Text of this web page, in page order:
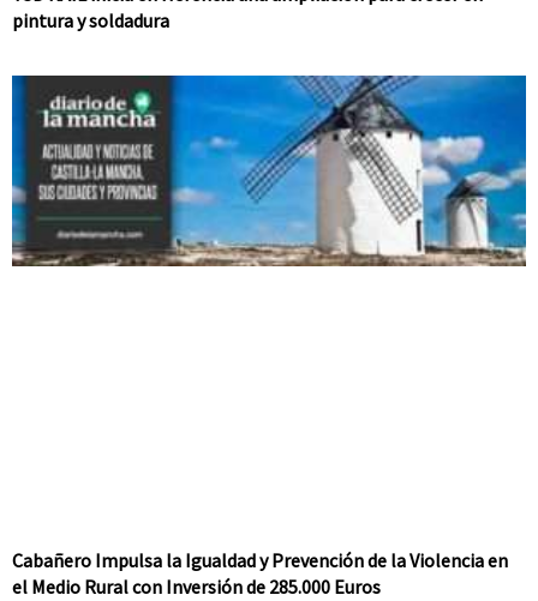
pintura y soldadura
Cabañero Impulsa la Igualdad y Prevención de la Violencia en
el Medio Rural con Inversión de 285.000 Euros